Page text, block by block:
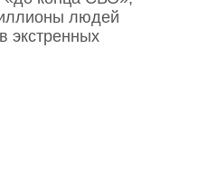
людей
экстренных